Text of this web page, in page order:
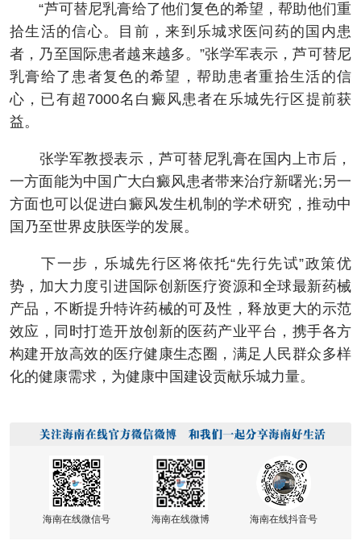
“芦可替尼乳膏给了他们复色的希望，帮助他们重
拾生活的信心。目前，来到乐城求医问药的国内患
者，乃至国际患者越来越多。”张学军表示，芦可替尼
乳膏给了患者复色的希望，帮助患者重拾生活的信
心，已有超7000名白癜风患者在乐城先行区提前获
益。
张学军教授表示，芦可替尼乳膏在国内上市后，
一方面能为中国广大白癜风患者带来治疗新曙光;另一
方面也可以促进白癜风发生机制的学术研究，推动中
国乃至世界皮肤医学的发展。
下一步，乐城先行区将依托“先行先试”政策优
势，加大力度引进国际创新医疗资源和全球最新药械
产品，不断提升特许药械的可及性，释放更大的示范
效应，同时打造开放创新的医药产业平台，携手各方
构建开放高效的医疗健康生态圈，满足人民群众多样
化的健康需求，为健康中国建设贡献乐城力量。
海南在线微信号 海南在线微博 海南在线抖音号